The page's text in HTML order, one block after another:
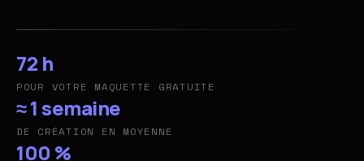
72 h
POUR VOTRE MAQUETTE GRATUITE
≈ 1 semaine
DE CRÉATION EN MOYENNE
100 %